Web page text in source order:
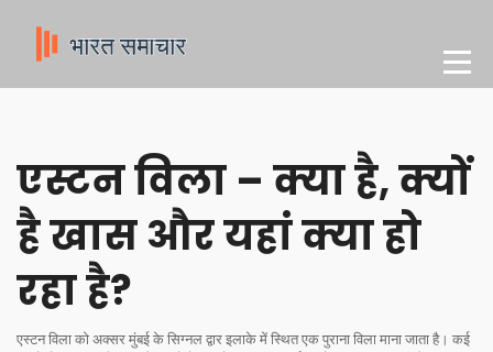
एस्टन विला – क्या है, क्यों
है खास और यहां क्या हो
रहा है?
एस्टन विला को अक्सर मुंबई के सिग्नल द्वार इलाके में स्थित एक पुराना विला माना जाता है। कई